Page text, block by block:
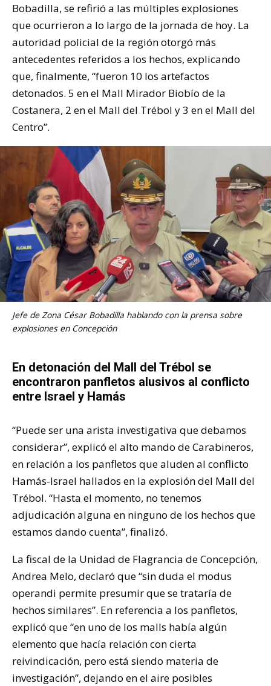
Bobadilla, se refirió a las múltiples explosiones
que ocurrieron a lo largo de la jornada de hoy. La
autoridad policial de la región otorgó más
antecedentes referidos a los hechos, explicando
que, finalmente, “fueron 10 los artefactos
detonados. 5 en el Mall Mirador Biobío de la
Costanera, 2 en el Mall del Trébol y 3 en el Mall del
Centro”.
Jefe de Zona César Bobadilla hablando con la prensa sobre
explosiones en Concepción
En detonación del Mall del Trébol se
encontraron panfletos alusivos al conflicto
entre Israel y Hamás
“Puede ser una arista investigativa que debamos
considerar”, explicó el alto mando de Carabineros,
en relación a los panfletos que aluden al conflicto
Hamás-Israel hallados en la explosión del Mall del
Trébol. “Hasta el momento, no tenemos
adjudicación alguna en ninguno de los hechos que
estamos dando cuenta”, finalizó.
La fiscal de la Unidad de Flagrancia de Concepción,
Andrea Melo, declaró que “sin duda el modus
operandi permite presumir que se trataría de
hechos similares”. En referencia a los panfletos,
explicó que “en uno de los malls había algún
elemento que hacía relación con cierta
reivindicación, pero está siendo materia de
investigación”, dejando en el aire posibles